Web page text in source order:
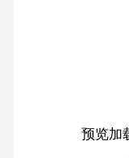
预览加